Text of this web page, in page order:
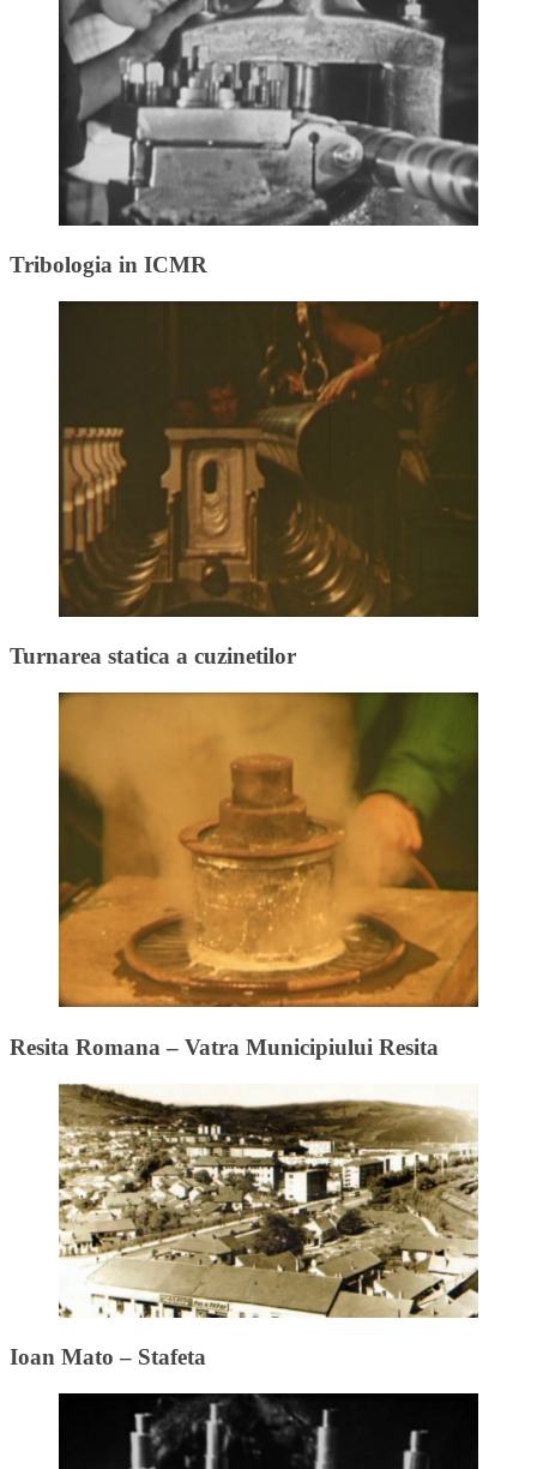
Tribologia in ICMR
Turnarea statica a cuzinetilor
Resita Romana – Vatra Municipiului Resita
Ioan Mato – Stafeta